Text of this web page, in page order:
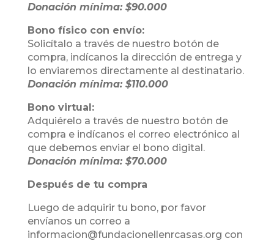
Donación mínima: $90.000
Bono físico con envío:
Solicítalo a través de nuestro botón de
compra, indícanos la dirección de entrega y
lo enviaremos directamente al destinatario.
Donación mínima: $110.000
Bono virtual:
Adquiérelo a través de nuestro botón de
compra e indícanos el correo electrónico al
que debemos enviar el bono digital.
Donación mínima: $70.000
Después de tu compra
Luego de adquirir tu bono, por favor
envíanos un correo a
informacion@fundacionellenrcasas.org con